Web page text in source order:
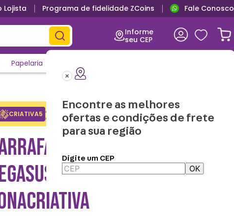
Lojista Programa de fidelidade ZCoins Fale Conosco
Informe
seu CEP
Encontre as melhores
ofertas e condições de frete
para sua região
Digite um CEP
OK
Papelaria
CRIATIVA5 Adicione o cupom no carrinho e
ganhe desconto na 1a compra.
Copiar
TÉRMICA VITA
750ML PINK GLAZE -